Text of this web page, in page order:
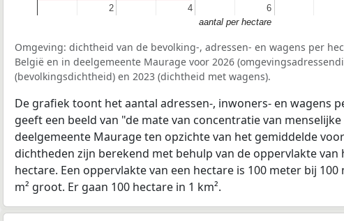
2
2 4
4 6
6
aantal per hectare
Omgeving: dichtheid van de bevolking-, adressen- en wagens per
België en in deelgemeente Maurage voor 2026
(bevolkingsdichtheid) en 2023 (dichtheid met wagens).
De grafiek toont het aantal adressen-, inwoners- en wagens
geeft een beeld van "de mate van concentratie van
deelgemeente Maurage ten opzichte van het gemiddelde voor
dichtheden zijn berekend met behulp van de oppervlakte van
hectare. Een oppervlakte van een hectare is 100 meter bij 100
m² groot. Er gaan 100 hectare in 1 km².